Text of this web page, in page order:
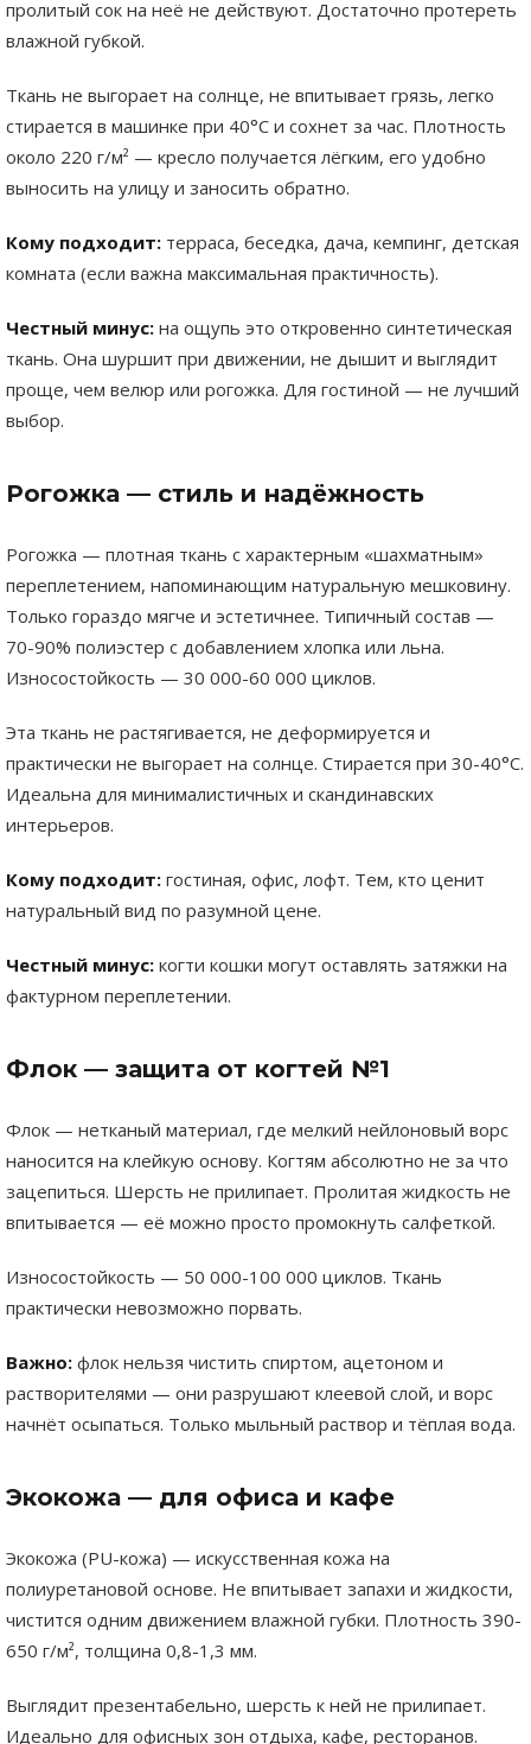
пролитый сок на неё не действуют. Достаточно протереть
влажной губкой.
Ткань не выгорает на солнце, не впитывает грязь, легко
стирается в машинке при 40°C и сохнет за час. Плотность
около 220 г/м² — кресло получается лёгким, его удобно
выносить на улицу и заносить обратно.
Кому подходит: терраса, беседка, дача, кемпинг, детская
комната (если важна максимальная практичность).
Честный минус: на ощупь это откровенно синтетическая
ткань. Она шуршит при движении, не дышит и выглядит
проще, чем велюр или рогожка. Для гостиной — не лучший
выбор.
Рогожка — стиль и надёжность
Рогожка — плотная ткань с характерным «шахматным»
переплетением, напоминающим натуральную мешковину.
Только гораздо мягче и эстетичнее. Типичный состав —
70-90% полиэстер с добавлением хлопка или льна.
Износостойкость — 30 000-60 000 циклов.
Эта ткань не растягивается, не деформируется и
практически не выгорает на солнце. Стирается при 30-40°C.
Идеальна для минималистичных и скандинавских
интерьеров.
Кому подходит: гостиная, офис, лофт. Тем, кто ценит
натуральный вид по разумной цене.
Честный минус: когти кошки могут оставлять затяжки на
фактурном переплетении.
Флок — защита от когтей №1
Флок — нетканый материал, где мелкий нейлоновый ворс
наносится на клейкую основу. Когтям абсолютно не за что
зацепиться. Шерсть не прилипает. Пролитая жидкость не
впитывается — её можно просто промокнуть салфеткой.
Износостойкость — 50 000-100 000 циклов. Ткань
практически невозможно порвать.
Важно: флок нельзя чистить спиртом, ацетоном и
растворителями — они разрушают клеевой слой, и ворс
начнёт осыпаться. Только мыльный раствор и тёплая вода.
Экокожа — для офиса и кафе
Экокожа (PU-кожа) — искусственная кожа на
полиуретановой основе. Не впитывает запахи и жидкости,
чистится одним движением влажной губки. Плотность 390-
650 г/м², толщина 0,8-1,3 мм.
Выглядит презентабельно, шерсть к ней не прилипает.
Идеально для офисных зон отдыха, кафе, ресторанов.